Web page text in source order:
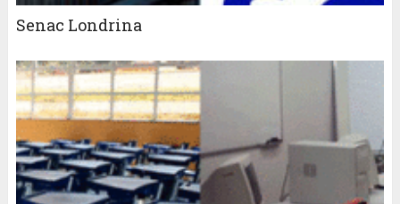
Senac Londrina